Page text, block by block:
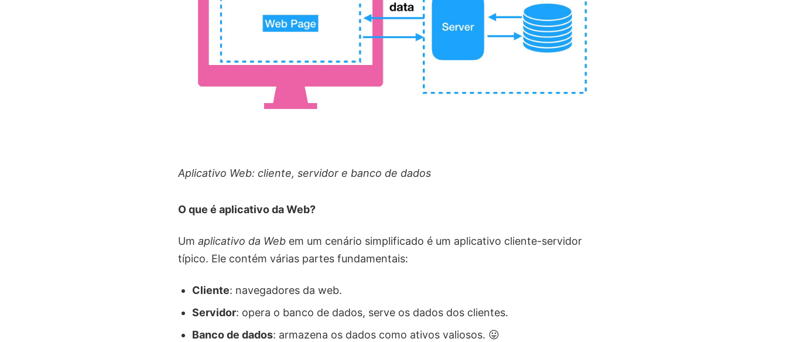
Aplicativo Web: cliente, servidor e banco de dados
O que é aplicativo da Web?
Um aplicativo da Web em um cenário simplificado é um aplicativo cliente-servidor
típico. Ele contém várias partes fundamentais:
Cliente: navegadores da web.
Servidor: opera o banco de dados, serve os dados dos clientes.
Banco de dados: armazena os dados como ativos valiosos. 😛